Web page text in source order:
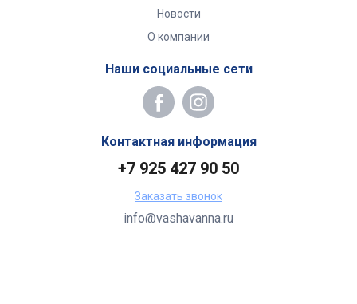
Новости
О компании
Наши социальные сети
Контактная информация
+7 925 427 90 50
Заказать звонок
info@vashavanna.ru